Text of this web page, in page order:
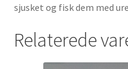
sjusket og fisk dem med
Relaterede